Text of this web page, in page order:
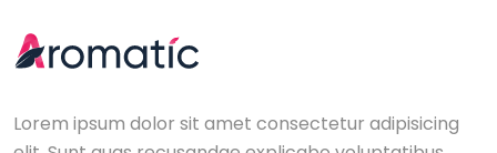
Lorem ipsum dolor sit amet consectetur adipisicing